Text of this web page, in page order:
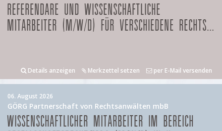
REFERENDARE UND WISSENSCHAFTLICHE
MITARBEITER (M/W/D) FÜR VERSCHIEDENE RECHTS...
Details anzeigen Merkzettel setzen per E-Mail versenden
06. August 2026
GÖRG Partnerschaft von Rechtsanwälten mbB
WISSENSCHAFTLICHER MITARBEITER IM BEREICH